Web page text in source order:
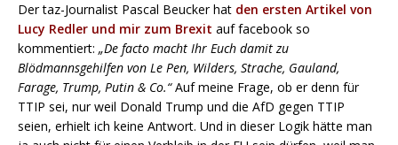
Der taz-Journalist Pascal Beucker hat den ersten Artikel von
Lucy Redler und mir zum Brexit auf facebook so
kommentiert: „De facto macht Ihr Euch damit zu
Blödmannsgehilfen von Le Pen, Wilders, Strache, Gauland,
Farage, Trump, Putin & Co.“Auf meine Frage, ob er denn für
TTIP sei, nur weil Donald Trump und die AfD gegen TTIP
seien, erhielt ich keine Antwort. Und in dieser Logik hätte man